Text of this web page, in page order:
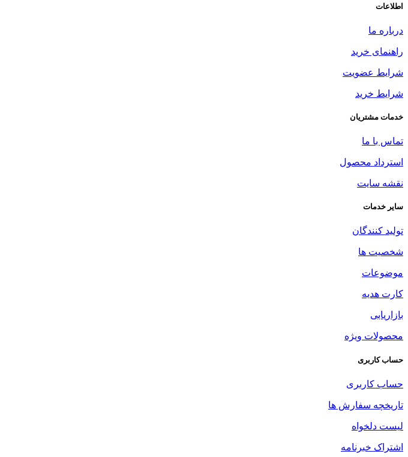
اطلاعات
درباره ما
راهنمای خرید
شرایط عضویت
شرایط خرید
خدمات مشتریان
تماس با ما
استرداد محصول
نقشه سایت
سایر خدمات
تولید کنندگان
شخصیت ها
موضوعات
کارت هدیه
بازاریابی
محصولات ویژه
حساب کاربری
حساب کاربری
تاریخچه سفارش ها
لیست دلخواه
اشتراک خبرنامه